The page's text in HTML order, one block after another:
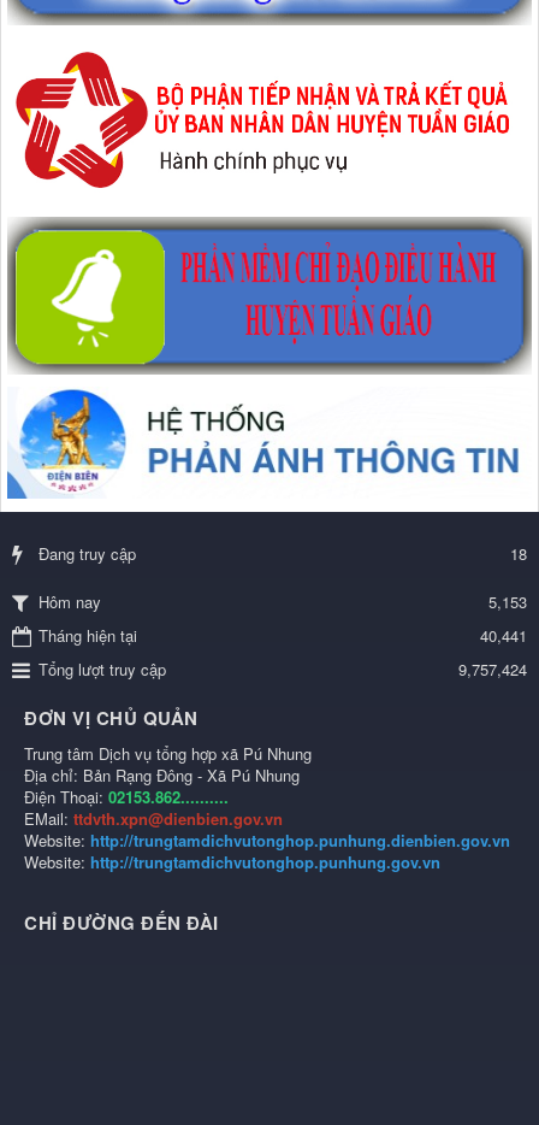
Đang truy cập 18
Hôm nay
5,153
Tháng hiện tại
40,441
Tổng lượt truy cập
9,757,424
ĐƠN VỊ CHỦ QUẢN
Trung tâm Dịch vụ tổng hợp xã Pú Nhung
Địa chỉ: Bản Rạng Đông - Xã Pú Nhung
Điện Thoại: 02153.862..........
EMail: ttdvth.xpn@dienbien.gov.vn
Website: http://trungtamdichvutonghop.punhung.dienbien.gov.vn
Website: http://trungtamdichvutonghop.punhung.gov.vn
CHỈ ĐƯỜNG ĐẾN ĐÀI